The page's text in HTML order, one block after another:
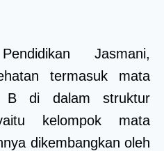
Jasmani,
termasuk mata
B di dalam struktur
kelompok mata
dikembangkan oleh